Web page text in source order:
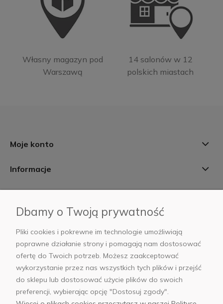
Własny magazyn pod
Warszawą
14 salonów w 12
polskich miastach
Moje konto
Informacje
AB Foto
sklep@abfoto.pl
+48 797 971 275
Dbamy o Twoją prywatność
Pliki cookies i pokrewne im technologie umożliwiają
poprawne działanie strony i pomagają nam dostosować
ofertę do Twoich potrzeb. Możesz zaakceptować
wykorzystanie przez nas wszystkich tych plików i przejść
do sklepu lub dostosować użycie plików do swoich
preferencji, wybierając opcję "Dostosuj zgody".